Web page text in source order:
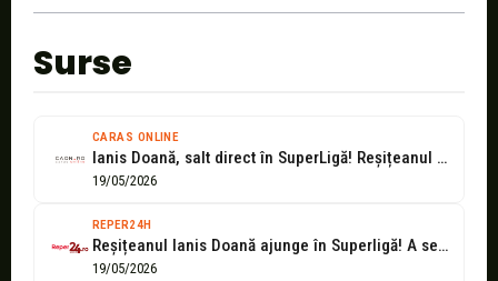
Surse
CARAS ONLINE
Ianis Doană, salt direct în SuperLigă! Reșițeanul va juca la Dinamo! -...
19/05/2026
REPER24H
Reșițeanul Ianis Doană ajunge în Superligă! A semnat cu Dinamo București!
19/05/2026